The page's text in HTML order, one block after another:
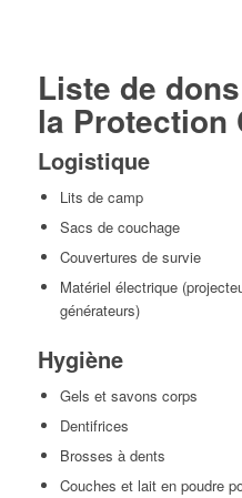
Liste de
la Protection
Logistique
Lits de camp
Sacs de couchage
Couvertures de survie
Matériel électrique
générateurs)
Hygiène
Gels et savons corps
Dentifrices
Brosses à dents
Couches et lait en poudre